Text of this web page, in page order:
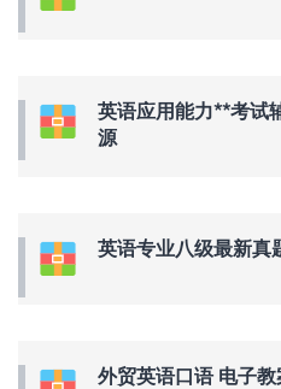
英语应用能力**考试
源
英语专业八级最新真
外贸英语口语 电子教